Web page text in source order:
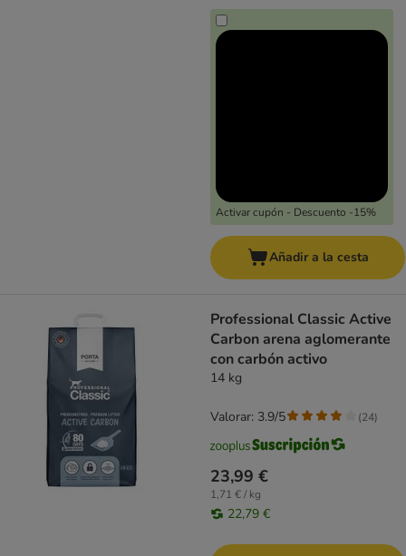
Activar cupón - Descuento -15%
Añadir a la cesta
Professional Classic Active
Carbon arena aglomerante
con carbón activo
14 kg
23,99 €
1,71 € / kg
22,79 €
Valorar: 3.9/5 (24)